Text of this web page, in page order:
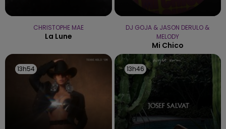
CHRISTOPHE MAE
La Lune
DJ GOJA & JASON DERULO &
MELODY
Mi Chico
13h54
13h54 13h46
13h46